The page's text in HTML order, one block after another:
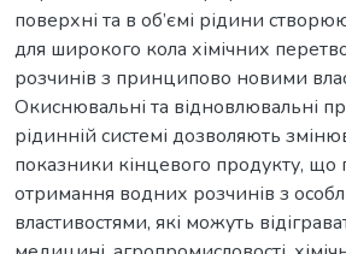
поверхні та в об’ємі рідини
для широкого кола хімічних
розчинів з принципово новими
Окиснювальні та відновлювальні
рідинній системі дозволяють
показники кінцевого продукту, що
отримання водних розчинів з
властивостями, які можуть